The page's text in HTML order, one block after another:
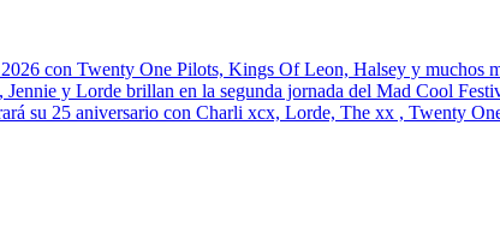
con Twenty One Pilots, Kings Of Leon, Halsey y muchos
y Lorde brillan en la segunda jornada del Mad Cool
su 25 aniversario con Charli xcx, Lorde, The xx , Twenty